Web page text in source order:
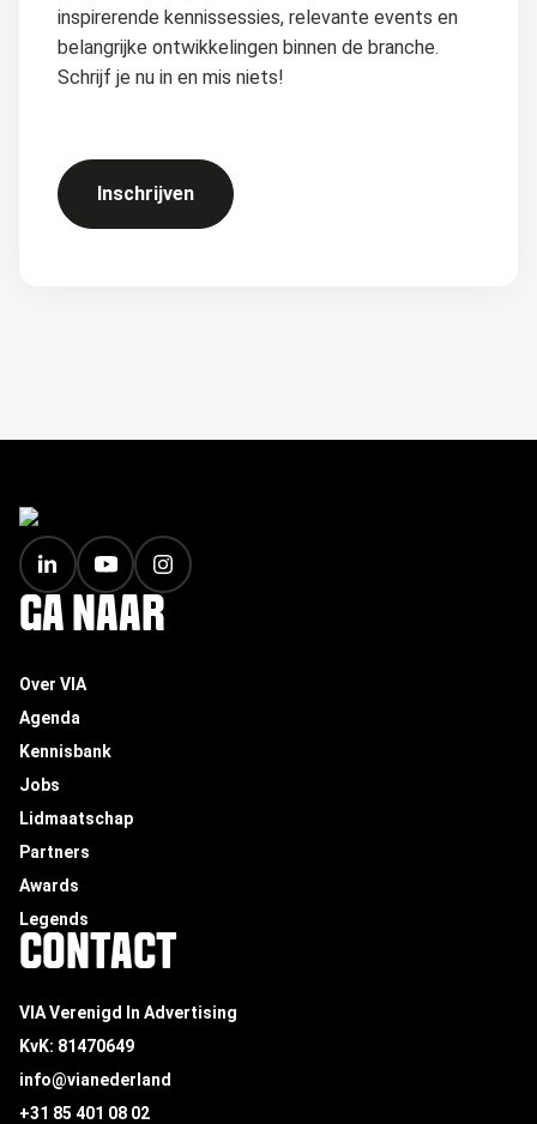
inspirerende kennissessies, relevante events en
belangrijke ontwikkelingen binnen de branche.
Schrijf je nu in en mis niets!
Inschrijven
FOOTER
GA NAAR
Over VIA
Agenda
Kennisbank
Jobs
Lidmaatschap
Partners
Awards
Legends
CONTACT
VIA Verenigd In Advertising
KvK: 81470649
info@vianederland
+31 85 401 08 02